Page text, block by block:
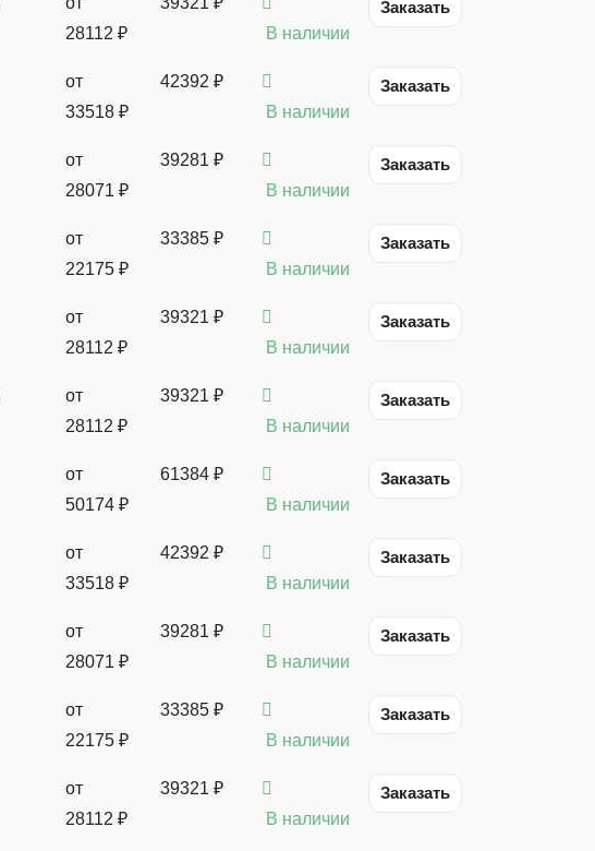
28112 ₽
В наличии
Заказать
от
33518 ₽
42392 ₽
В наличии
Заказать
от
28071 ₽
39281 ₽
В наличии
Заказать
от
22175 ₽
33385 ₽
В наличии
Заказать
от
28112 ₽
39321 ₽
В наличии
Заказать
от
28112 ₽
39321 ₽
В наличии
Заказать
от
50174 ₽
61384 ₽
В наличии
Заказать
от
33518 ₽
42392 ₽
В наличии
Заказать
от
28071 ₽
39281 ₽
В наличии
Заказать
от
22175 ₽
33385 ₽
В наличии
Заказать
от
28112 ₽
39321 ₽
В наличии
Заказать